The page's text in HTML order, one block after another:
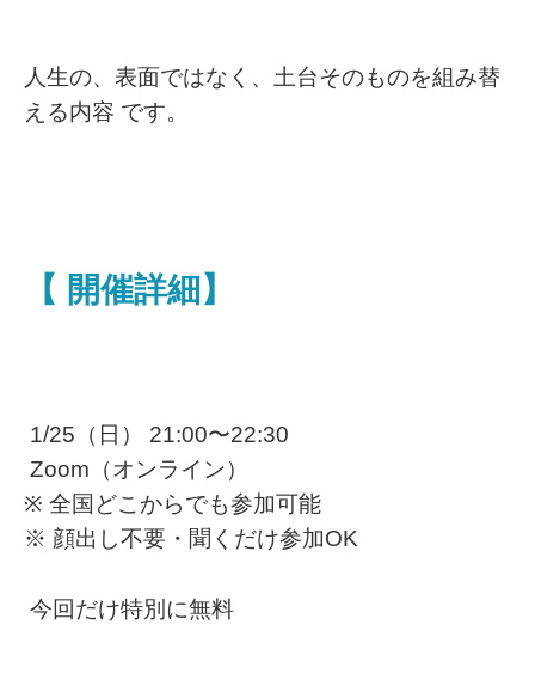
人生の、表面ではなく、土台そのものを組み替
える内容 です。
【 開催詳細】
1/25（日） 21:00〜22:30
Zoom（オンライン）
※ 全国どこからでも参加可能
※ 顔出し不要・聞くだけ参加OK
今回だけ特別に無料